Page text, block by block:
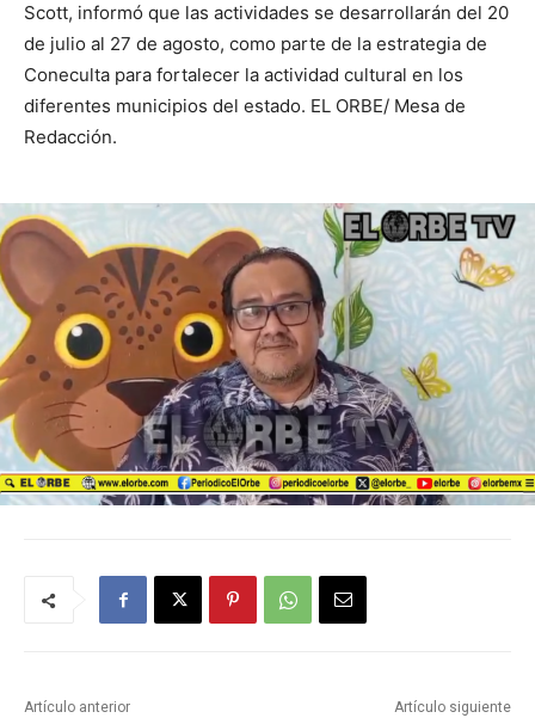
Scott, informó que las actividades se desarrollarán del 20
de julio al 27 de agosto, como parte de la estrategia de
Coneculta para fortalecer la actividad cultural en los
diferentes municipios del estado. EL ORBE/ Mesa de
Redacción.
Artículo anterior Artículo siguiente